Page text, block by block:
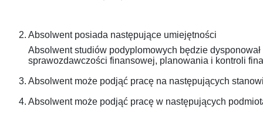
2. Absolwent posiada następujące umiejętności
Absolwent studiów podyplomowych będzie
sprawozdawczości finansowej, planowania i kontroli
3. Absolwent może podjąć pracę na następujących
4. Absolwent może podjąć pracę w następujących